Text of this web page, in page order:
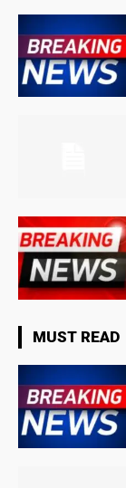
MUST READ